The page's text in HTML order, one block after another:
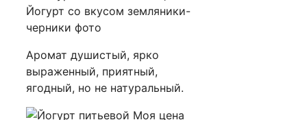
Аромат душистый, ярко
выраженный, приятный,
ягодный, но не натуральный.